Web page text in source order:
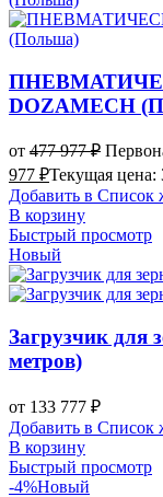
DOZAMECH
от 477 977₽
977 ₽Текущая цена:
Добавить в Список
В корзину
Быстрый просмотр
Новый
Загрузчик для
метров)
от 133 777 ₽
Добавить в Список
В корзину
Быстрый просмотр
-4%Новый